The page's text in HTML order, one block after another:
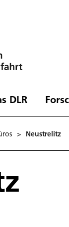
DLR
> Neustrelitz